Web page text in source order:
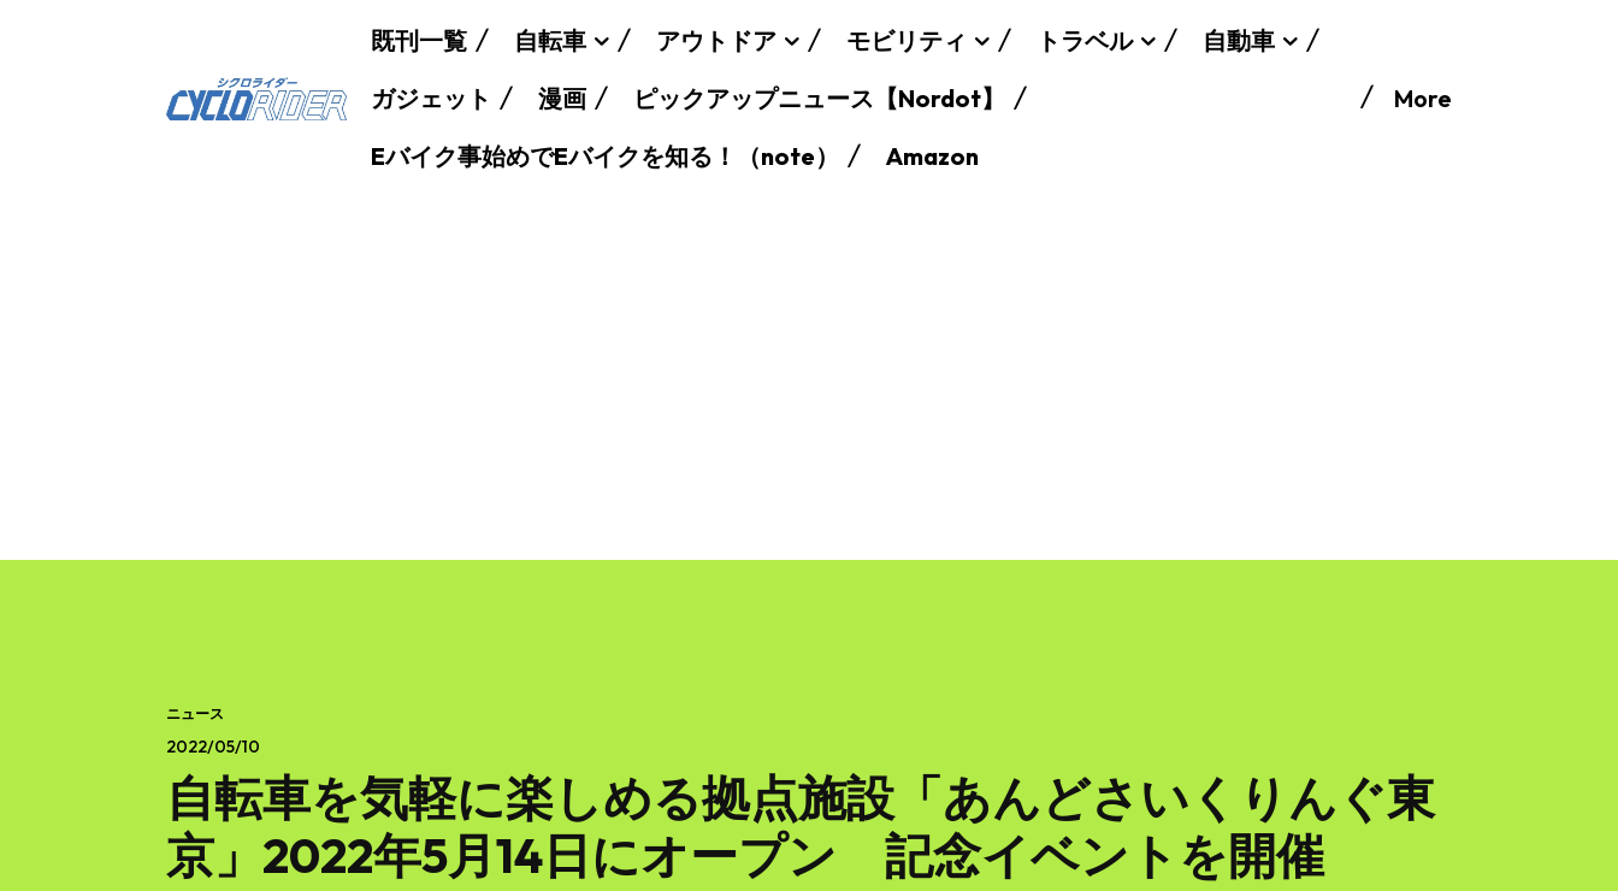
既刊一覧 自転車 アウトドア モビリティ トラベル
自動車
ガジェット
漫画
ピックアップニュース【Nordot】
Eバイク事始めでEバイクを知る！（note）
Amazon
More
ニュース
2022/05/10
自転車を気軽に楽しめる拠点施設「あんどさいくりんぐ東
京」2022年5月14日にオープン 記念イベントを開催